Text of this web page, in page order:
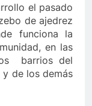
el pasado
de ajedrez
funciona la
en las
barrios del
y de los demás